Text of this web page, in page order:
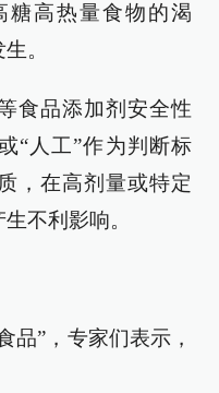
糖高热量食物的渴
。
食品添加剂安全性
“人工”作为判断标
，在高剂量或特定
不利影响。
品”，专家们表示，